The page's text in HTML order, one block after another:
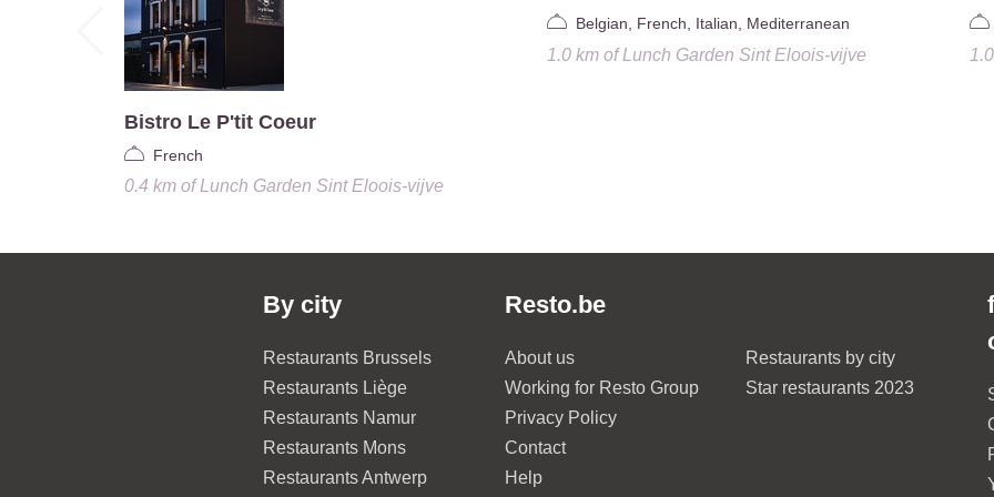
Bistro Le P'tit Coeur
French
0.4 kmofLunch Garden Sint Eloois-vijve
Belgian, French, Italian, Mediterranean
1.0 kmofLunch Garden Sint Eloois-vijve
By city
Restaurants Brussels
Restaurants Liège
Restaurants Namur
Restaurants Mons
Restaurants Antwerp
Resto.be
About us
Working for Resto Group
Privacy Policy
Contact
Help
Restaurants by city
Star restaurants 2023